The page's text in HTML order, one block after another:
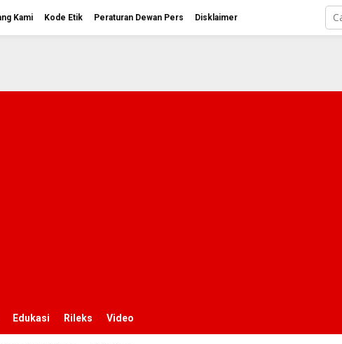
Kami Kode Etik Peraturan Dewan Pers Disklaimer
Edukasi Rileks Video